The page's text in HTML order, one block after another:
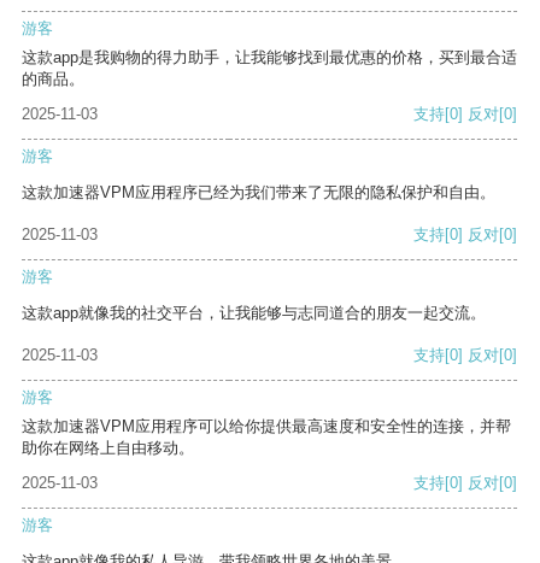
游客
这款app是我购物的得力助手，让我能够找到最优惠的价格，买到最合适
的商品。
2025-11-03
支持[0] 反对[0]
游客
这款加速器VPM应用程序已经为我们带来了无限的隐私保护和自由。
2025-11-03 支持[0] 反对[0]
游客
这款app就像我的社交平台，让我能够与志同道合的朋友一起交流。
2025-11-03 支持[0] 反对[0]
游客
这款加速器VPM应用程序可以给你提供最高速度和安全性的连接，并帮
助你在网络上自由移动。
2025-11-03
支持[0] 反对[0]
游客